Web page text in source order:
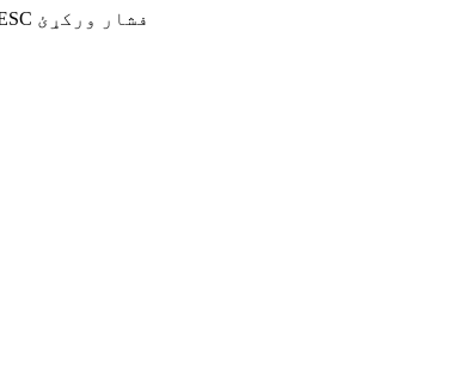
د لټون لپاره انټر یا د تړلو لپاره ESC فشار ورکړئ